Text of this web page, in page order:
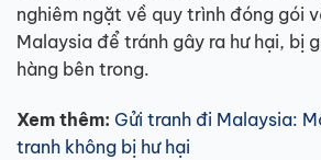
nghiêm ngặt về quy trình đóng gói
Malaysia để tránh gây ra hư hại, bị
hàng bên trong.
Xem thêm: Gửi tranh đi Malaysia:
tranh không bị hư hại